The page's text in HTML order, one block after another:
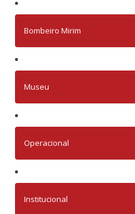
Bombeiro Mirim
Museu
Operacional
Institucional